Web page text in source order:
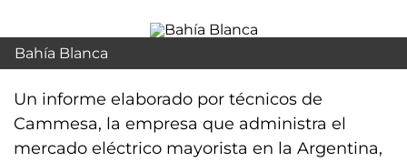
Bahía Blanca
Un informe elaborado por técnicos de
Cammesa, la empresa que administra el
mercado eléctrico mayorista en la Argentina,